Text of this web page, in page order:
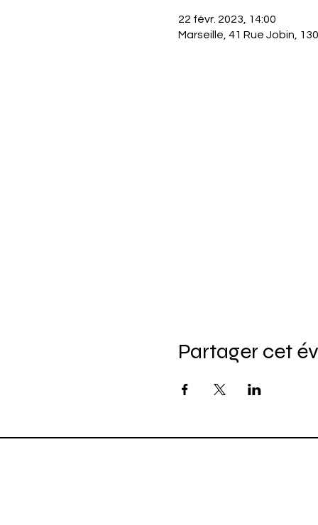
22 févr. 2023, 14:00
Marseille, 41 Rue Jobin,
Partager cet